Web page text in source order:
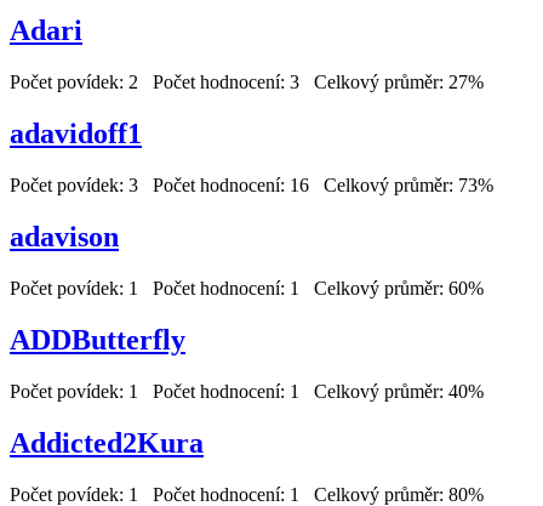
Adari
Počet povídek: 2 Počet hodnocení: 3 Celkový průměr: 27%
adavidoff1
Počet povídek: 3 Počet hodnocení: 16 Celkový průměr: 73%
adavison
Počet povídek: 1 Počet hodnocení: 1 Celkový průměr: 60%
ADDButterfly
Počet povídek: 1 Počet hodnocení: 1 Celkový průměr: 40%
Addicted2Kura
Počet povídek: 1 Počet hodnocení: 1 Celkový průměr: 80%